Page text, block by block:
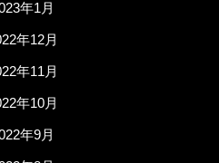
年1月
年12月
年11月
年10月
年9月